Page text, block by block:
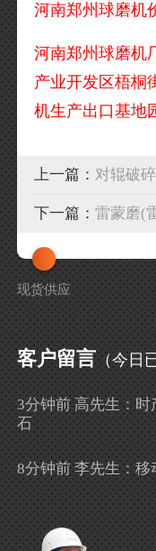
河南郑州球磨机
河南郑州球磨机
产业开发区梧桐
机生产出口基地
上一篇：对辊破
下一篇：雷蒙磨(
现货供应
客户留言 （今日
3分钟前 高先生：
石
8分钟前 李先生：移
吗？